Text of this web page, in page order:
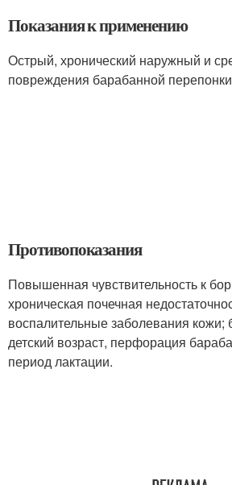
Показания к применению
Острый, хронический наружный и
повреждения барабанной
Противопоказания
Повышенная чувствительность к
хроническая почечная
воспалительные заболевания кожи;
детский возраст, перфорация
период лактации.